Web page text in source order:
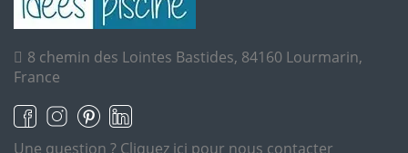
8 chemin des Lointes Bastides, 84160 Lourmarin,
France
Une question ? Cliquez ici pour nous contacter